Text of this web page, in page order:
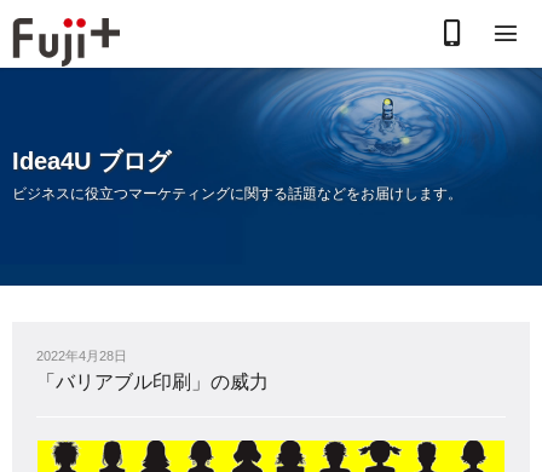
せ
Idea4U ブログ
ビジネスに役⽴つマーケティングに関する話題などをお届けします。
2022年4月28日
「バリアブル印刷」の威力